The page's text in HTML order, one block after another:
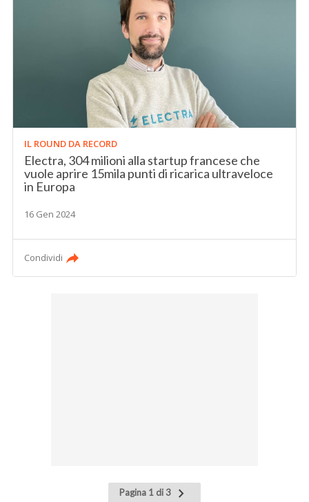
IL ROUND DA RECORD
Electra, 304 milioni alla startup francese che
vuole aprire 15mila punti di ricarica ultraveloce
in Europa
16 Gen 2024
Condividi
Pagina 1 di 3
Pagina